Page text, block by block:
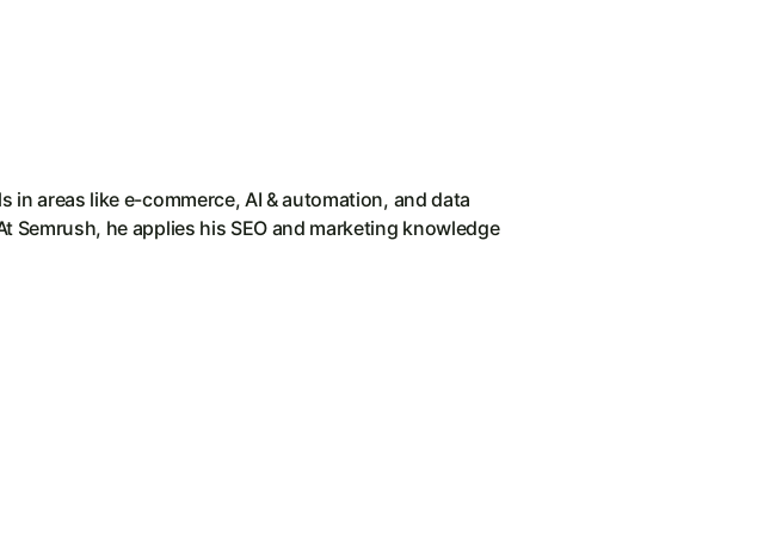
in areas like e-commerce, AI & automation, and data
Semrush, he applies his SEO and marketing knowledge